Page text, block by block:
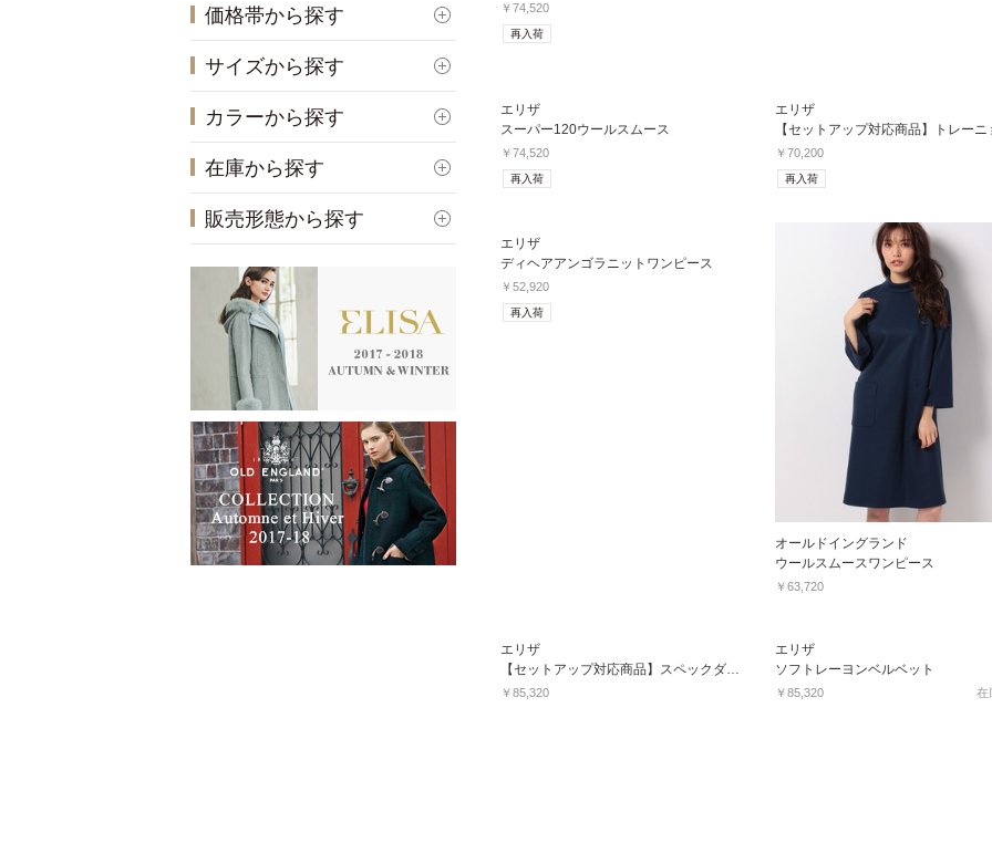
￥74,520
再入荷
エリザ
スーパー120ウールスムース
￥74,520
再入荷
エリザ
￥70,200
再入荷
エリザ
ディヘアアンゴラニットワンピース
￥52,920
再入荷
オールドイングランド
ウールスムースワンピース
￥63,720
エリザ
【セットアップ対応商品】スペックダイツィードワンピース
￥85,320
エリザ
ソフトレーヨンベルベット
￥85,320 在
価格帯から探す
サイズから探す
カラーから探す
在庫から探す
販売形態から探す